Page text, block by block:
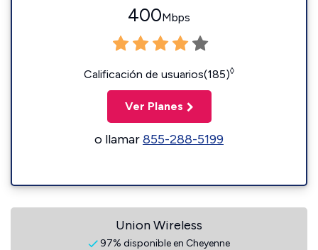
400Mbps
Calificación de usuarios(185)◊
Ver Planes
o llamar855-288-5199
Union Wireless
97% disponible en Cheyenne